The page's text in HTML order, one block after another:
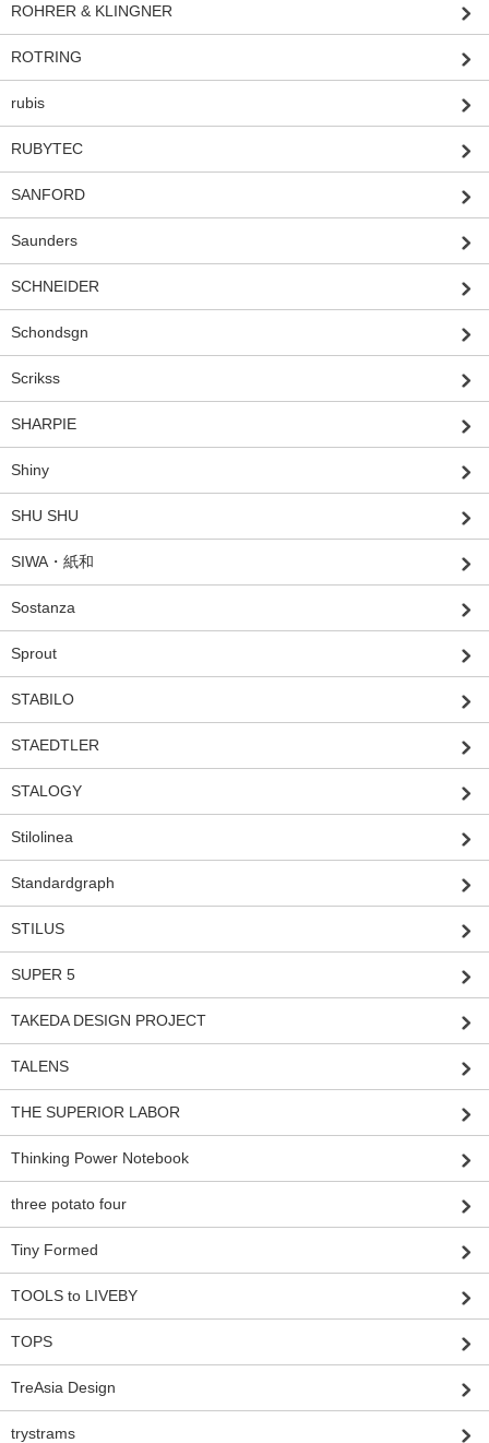
ROHRER & KLINGNER
ROTRING
rubis
RUBYTEC
SANFORD
Saunders
SCHNEIDER
Schondsgn
Scrikss
SHARPIE
Shiny
SHU SHU
SIWA・紙和
Sostanza
Sprout
STABILO
STAEDTLER
STALOGY
Stilolinea
Standardgraph
STILUS
SUPER 5
TAKEDA DESIGN PROJECT
TALENS
THE SUPERIOR LABOR
Thinking Power Notebook
three potato four
Tiny Formed
TOOLS to LIVEBY
TOPS
TreAsia Design
trystrams